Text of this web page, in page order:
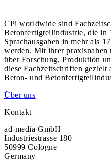
CPi worldwide sind
Betonfertigteilindustrie, die in
Sprachausgaben in mehr als
werden. Mit ihrer praxisnahen
über Forschung, Produktion
diese Fachzeitschriften gezielt
Beton- und
Über uns
Kontakt
ad-media GmbH
Industriestrasse 180
50999 Cologne
Germany